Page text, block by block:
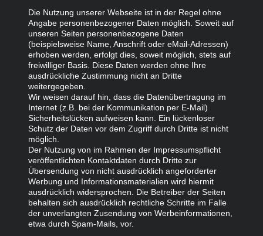
Die Nutzung unserer Webseite ist in der Regel ohne
Angabe personenbezogener Daten möglich. Soweit auf
unseren Seiten personenbezogene Daten
(beispielsweise Name, Anschrift oder eMail-Adressen)
erhoben werden, erfolgt dies, soweit möglich, stets auf
freiwilliger Basis. Diese Daten werden ohne Ihre
ausdrückliche Zustimmung nicht an Dritte
weitergegeben.
Wir weisen darauf hin, dass die Datenübertragung im
Internet (z.B. bei der Kommunikation per E-Mail)
Sicherheitslücken aufweisen kann. Ein lückenloser
Schutz der Daten vor dem Zugriff durch Dritte ist nicht
möglich.
Der Nutzung von im Rahmen der Impressumspflicht
veröffentlichten Kontaktdaten durch Dritte zur
Übersendung von nicht ausdrücklich angeforderter
Werbung und Informationsmaterialien wird hiermit
ausdrücklich widersprochen. Die Betreiber der Seiten
behalten sich ausdrücklich rechtliche Schritte im Falle
der unverlangten Zusendung von Werbeinformationen,
etwa durch Spam-Mails, vor.